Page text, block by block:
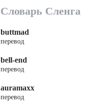
Словарь Сленга
buttmad
перевод
bell-end
перевод
auramaxx
перевод